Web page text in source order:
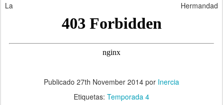
La Hermandad
Publicado 27th November 2014 por Inercia
Etiquetas: Temporada 4